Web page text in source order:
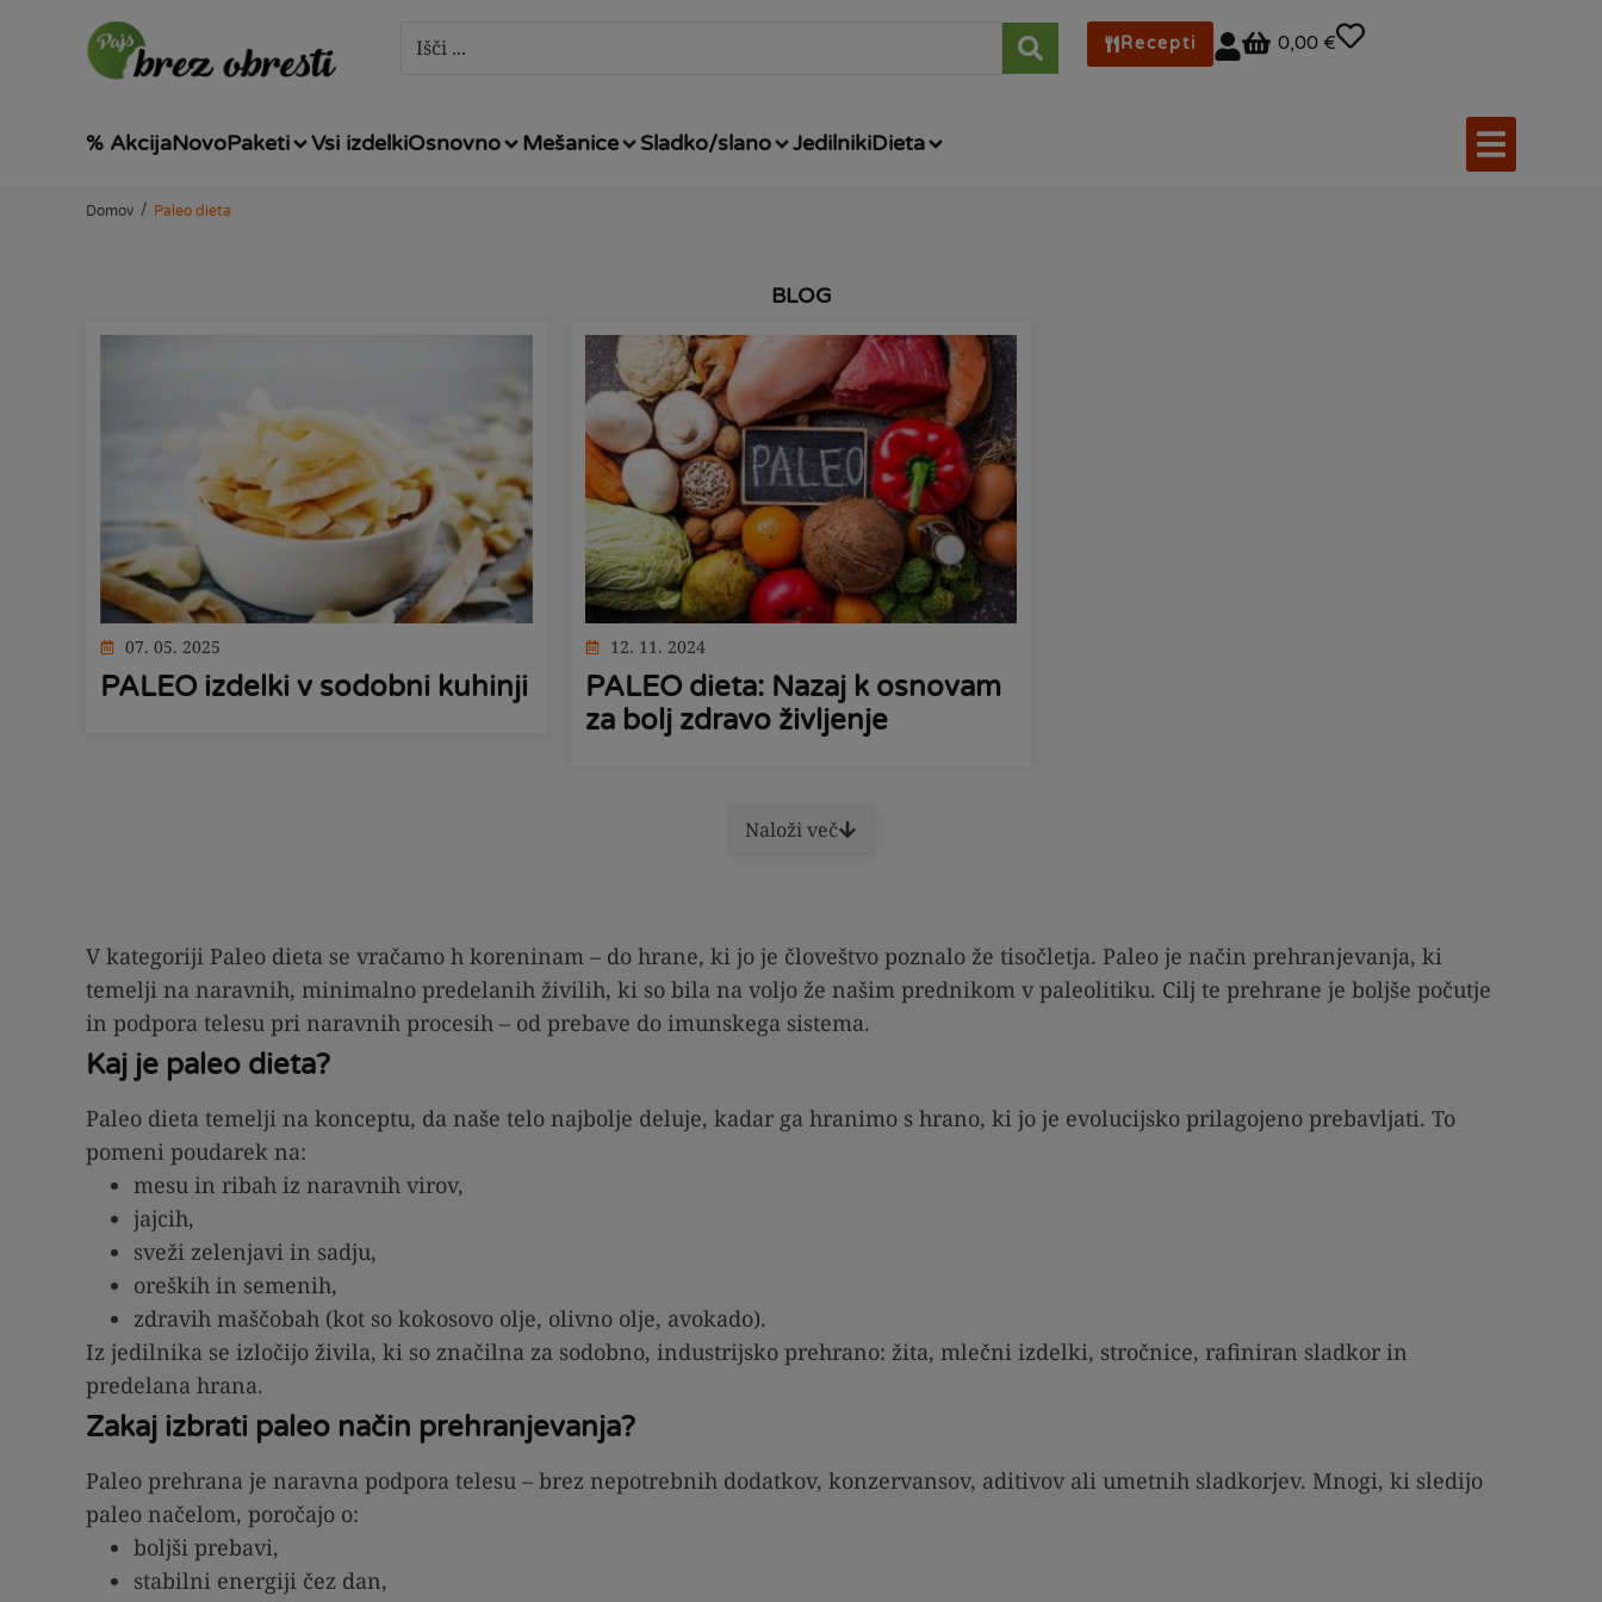
Recepti 0,00 €
% AkcijaNovoPaketi Vsi izdelkiOsnovno Mešanice Sladko/slano JedilnikiDieta
Domov / Paleo dieta
BLOG
07. 05. 2025
PALEO izdelki v sodobni kuhinji
12. 11. 2024
PALEO dieta: Nazaj k osnovam
za bolj zdravo življenje
Naloži več
V kategoriji Paleo dieta se vračamo h koreninam – do hrane, ki jo je človeštvo poznalo že tisočletja. Paleo je način prehranjevanja, ki
temelji na naravnih, minimalno predelanih živilih, ki so bila na voljo že našim prednikom v paleolitiku. Cilj te prehrane je boljše počutje
in podpora telesu pri naravnih procesih – od prebave do imunskega sistema.
Kaj je paleo dieta?
Paleo dieta temelji na konceptu, da naše telo najbolje deluje, kadar ga hranimo s hrano, ki jo je evolucijsko prilagojeno prebavljati. To
pomeni poudarek na:
mesu in ribah iz naravnih virov,
jajcih,
sveži zelenjavi in sadju,
oreških in semenih,
zdravih maščobah (kot so kokosovo olje, olivno olje, avokado).
Iz jedilnika se izločijo živila, ki so značilna za sodobno, industrijsko prehrano: žita, mlečni izdelki, stročnice, rafiniran sladkor in
predelana hrana.
Zakaj izbrati paleo način prehranjevanja?
Paleo prehrana je naravna podpora telesu – brez nepotrebnih dodatkov, konzervansov, aditivov ali umetnih sladkorjev. Mnogi, ki sledijo
paleo načelom, poročajo o:
boljši prebavi,
stabilni energiji čez dan,